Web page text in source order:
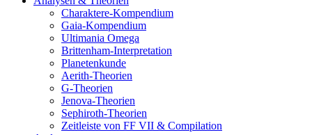
Charaktere-Kompendium
Gaia-Kompendium
Ultimania Omega
Brittenham-Interpretation
Planetenkunde
Aerith-Theorien
G-Theorien
Jenova-Theorien
Sephiroth-Theorien
Zeitleiste von FF VII & Compilation